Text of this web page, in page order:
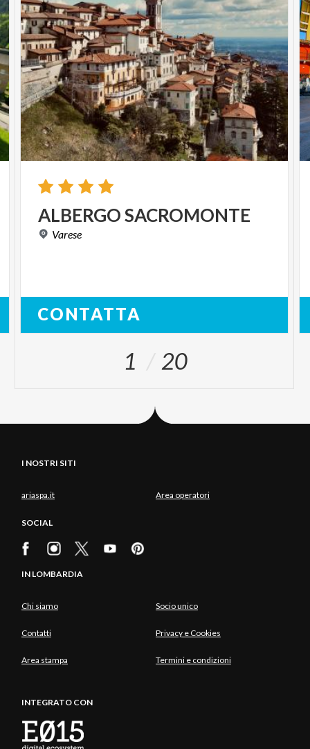
ALBERGOSACROMONTE
Varese
CONTATTA
1 20
I NOSTRI SITI
ariaspa.it Area operatori
SOCIAL
IN LOMBARDIA
Chi siamo Socio unico
Contatti Privacy e Cookies
Area stampa Termini e condizioni
INTEGRATO CON